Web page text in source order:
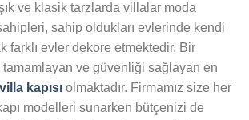
ve klasik tarzlarda villalar moda
sahip oldukları evlerinde kendi
farklı evler dekore etmektedir. Bir
tamamlayan ve güvenliği sağlayan en
villa kapısı olmaktadır. Firmamız size her
modelleri sunarken bütçenizi de